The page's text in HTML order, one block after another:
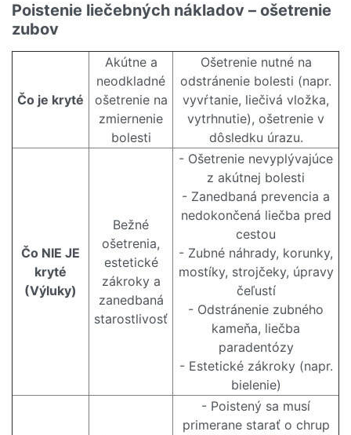
Poistenie liečebných nákladov – ošetrenie
zubov
Čo je kryté
Akútne a
neodkladné
ošetrenie na
zmiernenie
bolesti
Ošetrenie nutné na
odstránenie bolesti (napr.
vyvŕtanie, liečivá vložka,
vytrhnutie), ošetrenie v
dôsledku úrazu.
Čo NIE JE
kryté
(Výluky)
Bežné
ošetrenia,
estetické
zákroky a
zanedbaná
starostlivosť
- Ošetrenie nevyplývajúce
z akútnej bolesti
- Zanedbaná prevencia a
nedokončená liečba pred
cestou
- Zubné náhrady, korunky,
mostíky, strojčeky, úpravy
čeľustí
- Odstránenie zubného
kameňa, liečba
paradentózy
- Estetické zákroky (napr.
bielenie)
- Poistený sa musí
primerane starať o chrup